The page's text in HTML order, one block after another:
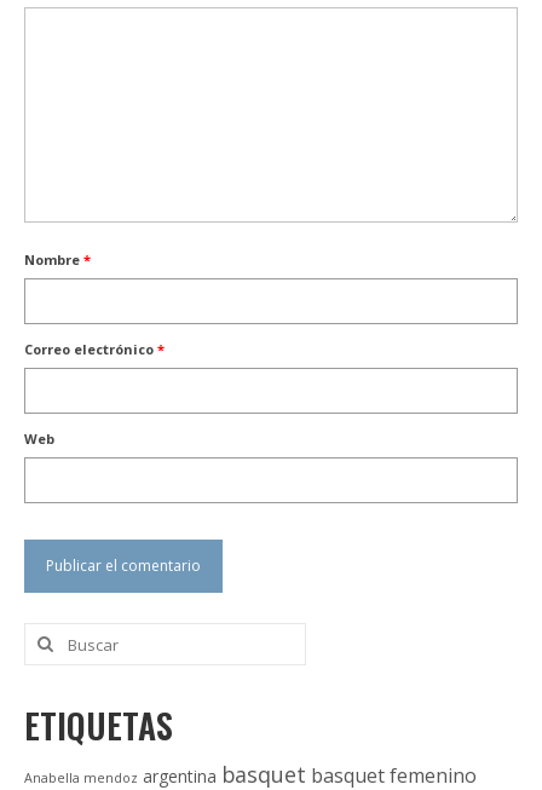
Nombre *
Correo electrónico *
Web
Buscar
por:
ETIQUETAS
Anabella mendoz argentina basquet basquet femenino